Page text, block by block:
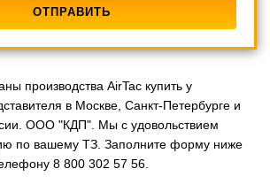
производства AirTac купить у
в Москве, Санкт-Петербурге и
ООО "КДП". Мы с удовольствием
по вашему ТЗ. Заполните форму ниже
8 800 302 57 56.